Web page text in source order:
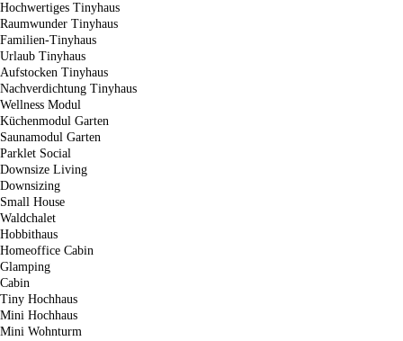
Hochwertiges Tinyhaus
Raumwunder Tinyhaus
Familien-Tinyhaus
Urlaub Tinyhaus
Aufstocken Tinyhaus
Nachverdichtung Tinyhaus
Wellness Modul
Küchenmodul Garten
Saunamodul Garten
Parklet Social
Downsize Living
Downsizing
Small House
Waldchalet
Hobbithaus
Homeoffice Cabin
Glamping
Cabin
Tiny Hochhaus
Mini Hochhaus
Mini Wohnturm